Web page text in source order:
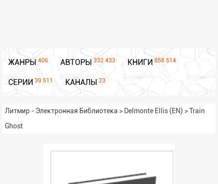
ЖАНРЫ 406 АВТОРЫ 332 433 КНИГИ 858 514
СЕРИИ 39 511 КАНАЛЫ 23
Литмир - Электронная Библиотека > Delmonte Ellis (EN) >Train
Ghost